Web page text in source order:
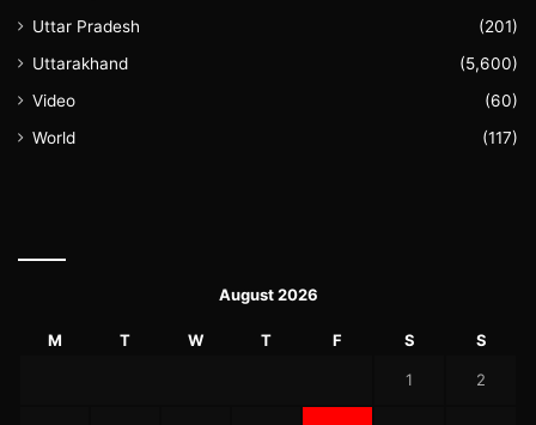
Uttar Pradesh
(201)
Uttarakhand
(5,600)
Video
(60)
World
(117)
August 2026
M T W T F S S
1 2